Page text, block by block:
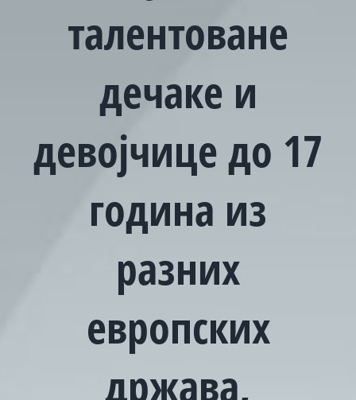
талентоване
дечаке и
девојчице до 17
година из
разних
европских
држава,